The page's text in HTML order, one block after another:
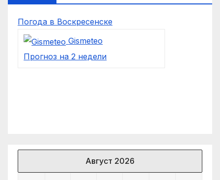
Погода в Воскресенске
Gismeteo
Прогноз на 2 недели
Август 2026